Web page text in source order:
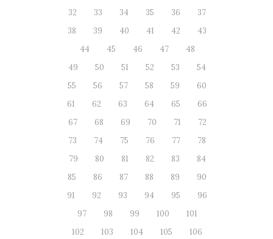
32
33 34 35 36
37
38
39 40 41 42
43
44
45 46 47
48
49
50 51 52 53
54
55
56 57 58 59
60
61
62 63 64 65
66
67
68 69 70 71
72
73
74 75 76 77
78
79
80 81 82 83
84
85
86 87 88 89
90
91
92 93 94 95
96
97
98 99 100
101
102
103 104 105
106